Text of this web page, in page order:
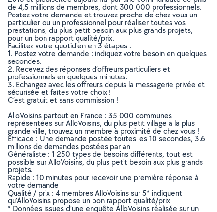
de 4,5 millions de membres, dont 300 000 professionnels.
Postez votre demande et trouvez proche de chez vous un
particulier ou un professionnel pour réaliser toutes vos
prestations, du plus petit besoin aux plus grands projets,
pour un bon rapport qualité/prix.
Facilitez votre quotidien en 3 étapes :
1. Postez votre demande : indiquez votre besoin en quelques
secondes.
2. Recevez des réponses d’offreurs particuliers et
professionnels en quelques minutes.
3. Echangez avec les offreurs depuis la messagerie privée et
sécurisée et faites votre choix !
C’est gratuit et sans commission !
AlloVoisins partout en France : 35 000 communes
représentées sur AlloVoisins, du plus petit village à la plus
grande ville, trouvez un membre à proximité de chez vous !
Efficace : Une demande postée toutes les 10 secondes, 3.6
millions de demandes postées par an
Généraliste : 1 250 types de besoins différents, tout est
possible sur AlloVoisins, du plus petit besoin aux plus grands
projets.
Rapide : 10 minutes pour recevoir une première réponse à
votre demande
Qualité / prix : 4 membres AlloVoisins sur 5* indiquent
qu’AlloVoisins propose un bon rapport qualité/prix
* Données issues d’une enquête AlloVoisins réalisée sur un